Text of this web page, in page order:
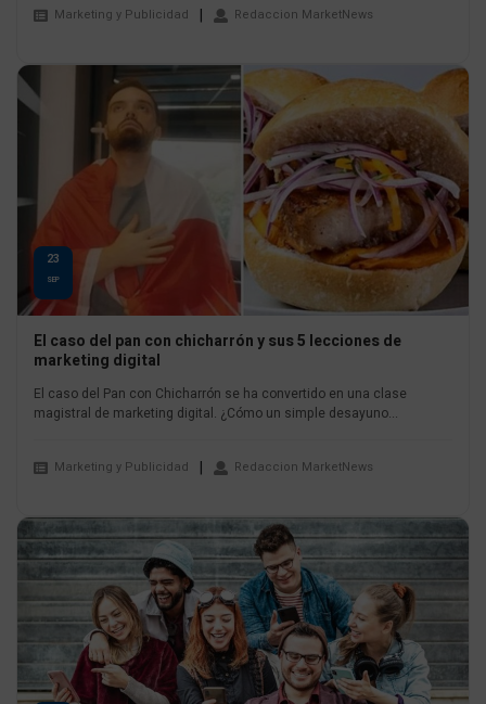
Marketing y Publicidad Redaccion MarketNews
23
SEP
El caso del pan con chicharrón y sus 5 lecciones de
marketing digital
El caso del Pan con Chicharrón se ha convertido en una clase
magistral de marketing digital. ¿Cómo un simple desayuno...
Marketing y Publicidad Redaccion MarketNews